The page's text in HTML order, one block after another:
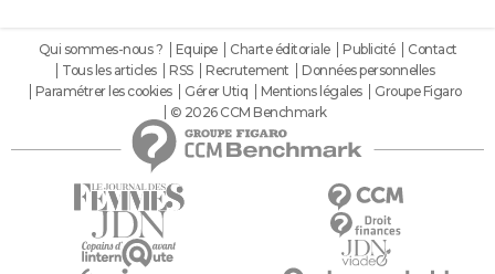
Qui sommes-nous ? Equipe Charte éditoriale Publicité
Contact
Tous les articles
RSS Recrutement
Données personnelles
Paramétrer les cookies
Gérer Utiq Mentions légales
Groupe Figaro
© 2026 CCM Benchmark